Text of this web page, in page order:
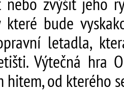
které bude
letadla,
Výtečná hra
hitem, od kterého